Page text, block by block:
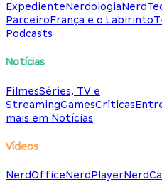
ExpedienteNerdologia
ParceiroFrança e o Labirinto
Podcasts
Notícias
FilmesSéries, TV e
StreamingGamesCríticas
mais em Notícias
Vídeos
NerdOfficeNerdPlayer